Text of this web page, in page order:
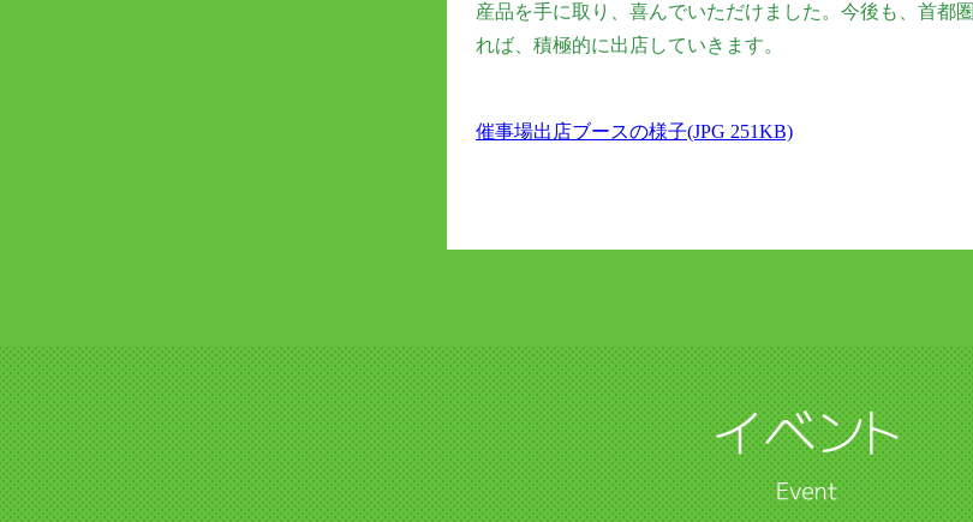
産品を手に取り、喜んでいただけました。今後も、首都
れば、積極的に出店していきます。
催事場出店ブースの様子(JPG 251KB)